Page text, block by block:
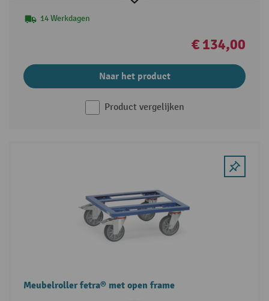
14 Werkdagen
€ 134,00
Naar het product
Product vergelijken
Meubelroller fetra® met open frame